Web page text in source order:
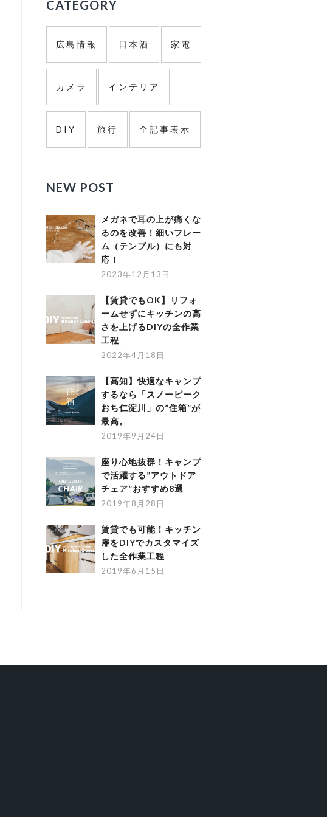
バ
ー
CATEGORY
広島情報 日本酒 家電
カメラ インテリア
DIY 旅行 全記事表示
NEW POST
メガネで耳の上が痛くな
るのを改善！細いフレー
ム（テンプル）にも対
応！
2023年12月13日
【賃貸でもOK】リフォ
ームせずにキッチンの高
さを上げるDIYの全作業
工程
2022年4月18日
【高知】快適なキャンプ
するなら「スノーピーク
おち仁淀川」の”住箱”が
最高。
2019年9月24日
座り心地抜群！キャンプ
で活躍する”アウトドア
チェア”おすすめ8選
2019年8月28日
賃貸でも可能！キッチン
扉をDIYでカスタマイズ
した全作業工程
2019年6月15日